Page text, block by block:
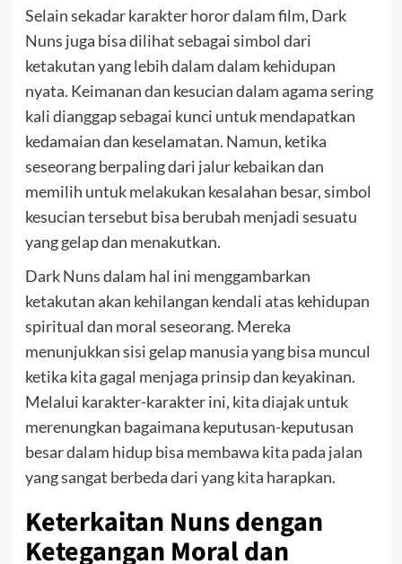
Selain sekadar karakter horor dalam film, Dark
Nuns juga bisa dilihat sebagai simbol dari
ketakutan yang lebih dalam dalam kehidupan
nyata. Keimanan dan kesucian dalam agama sering
kali dianggap sebagai kunci untuk mendapatkan
kedamaian dan keselamatan. Namun, ketika
seseorang berpaling dari jalur kebaikan dan
memilih untuk melakukan kesalahan besar, simbol
kesucian tersebut bisa berubah menjadi sesuatu
yang gelap dan menakutkan.
Dark Nuns dalam hal ini menggambarkan
ketakutan akan kehilangan kendali atas kehidupan
spiritual dan moral seseorang. Mereka
menunjukkan sisi gelap manusia yang bisa muncul
ketika kita gagal menjaga prinsip dan keyakinan.
Melalui karakter-karakter ini, kita diajak untuk
merenungkan bagaimana keputusan-keputusan
besar dalam hidup bisa membawa kita pada jalan
yang sangat berbeda dari yang kita harapkan.
Keterkaitan Nuns dengan
Ketegangan Moral dan